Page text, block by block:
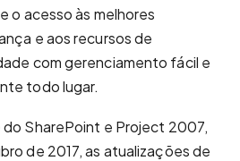
o acesso às melhores
e aos recursos de
com gerenciamento fácil e
todo lugar.
SharePoint e Project 2007,
de 2017, as atualizações de